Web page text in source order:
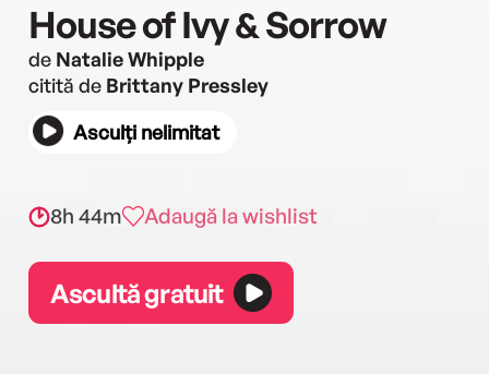
House of Ivy & Sorrow
de Natalie Whipple
citită de Brittany Pressley
Asculți nelimitat
8h 44m Adaugă la wishlist
Ascultă gratuit